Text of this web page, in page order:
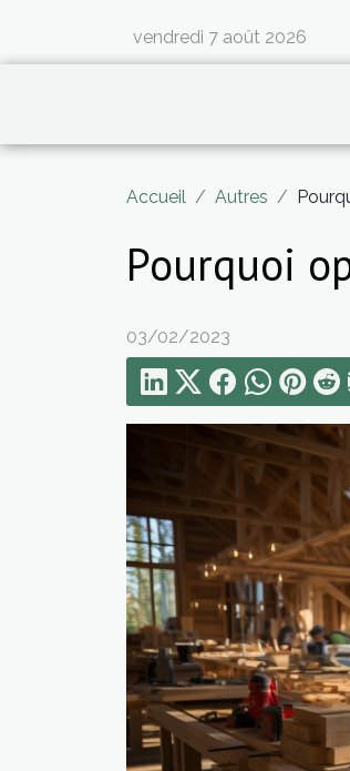
vendredi 7 août 2026
Accueil Autres
Pourquoi
03/02/2023